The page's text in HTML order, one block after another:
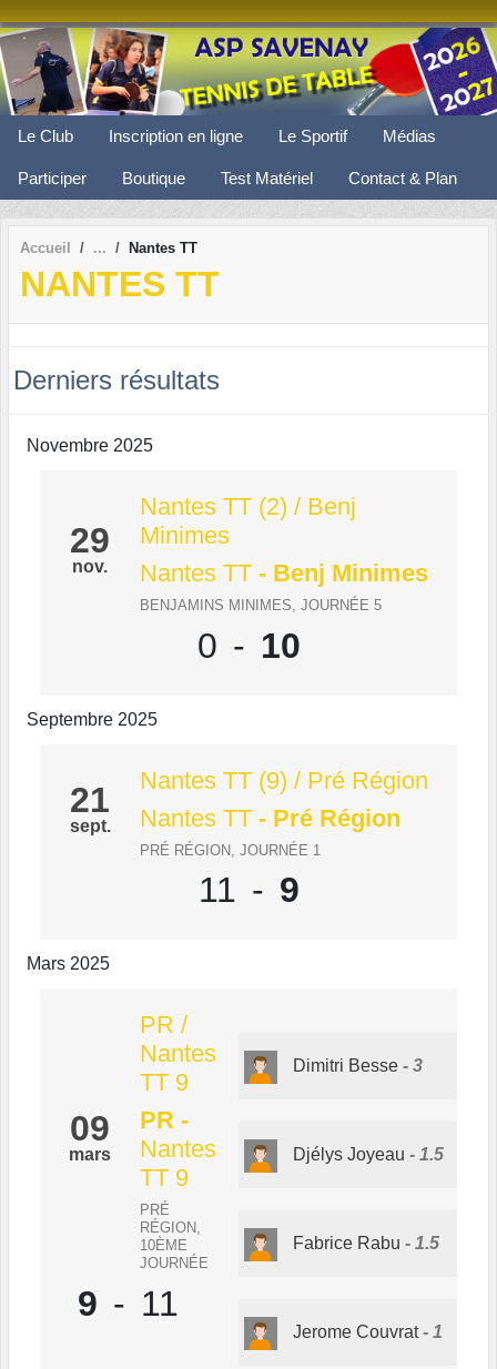
Le Club Inscription en ligne Le Sportif Médias
Participer Boutique Test Matériel Contact & Plan
Accueil Nantes TT
NANTES TT
Derniers résultats
Novembre 2025
29
nov.
Nantes TT (2) / Benj
Minimes
Nantes TT - Benj Minimes
BENJAMINS MINIMES, JOURNÉE 5
0 - 10
Septembre 2025
21
sept.
Nantes TT (9) / Pré Région
Nantes TT - Pré Région
PRÉ RÉGION, JOURNÉE 1
11 - 9
Mars 2025
09
mars
PR /
Nantes
TT 9
PR -
Nantes
TT 9
PRÉ
RÉGION,
10ÈME
JOURNÉE
9 - 11
Dimitri Besse 3
Djélys Joyeau 1.5
Fabrice Rabu 1.5
Jerome Couvrat 1